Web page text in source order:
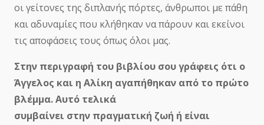
οι γείτονες της διπλανής πόρτες, άνθρωποι με πάθη
και αδυναμίες που κλήθηκαν να πάρουν και εκείνοι
τις αποφάσεις τους όπως όλοι μας.
Στην περιγραφή του βιβλίου σου γράφεις ότι ο
Άγγελος και η Αλίκη αγαπήθηκαν από το πρώτο
βλέμμα. Αυτό τελικά
συμβαίνει στην πραγματική ζωή ή είναι